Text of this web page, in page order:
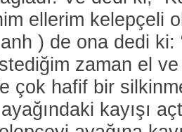
ellerim kelepçeli
) de ona dedi
zaman el ve
çok hafif bir
kayışı